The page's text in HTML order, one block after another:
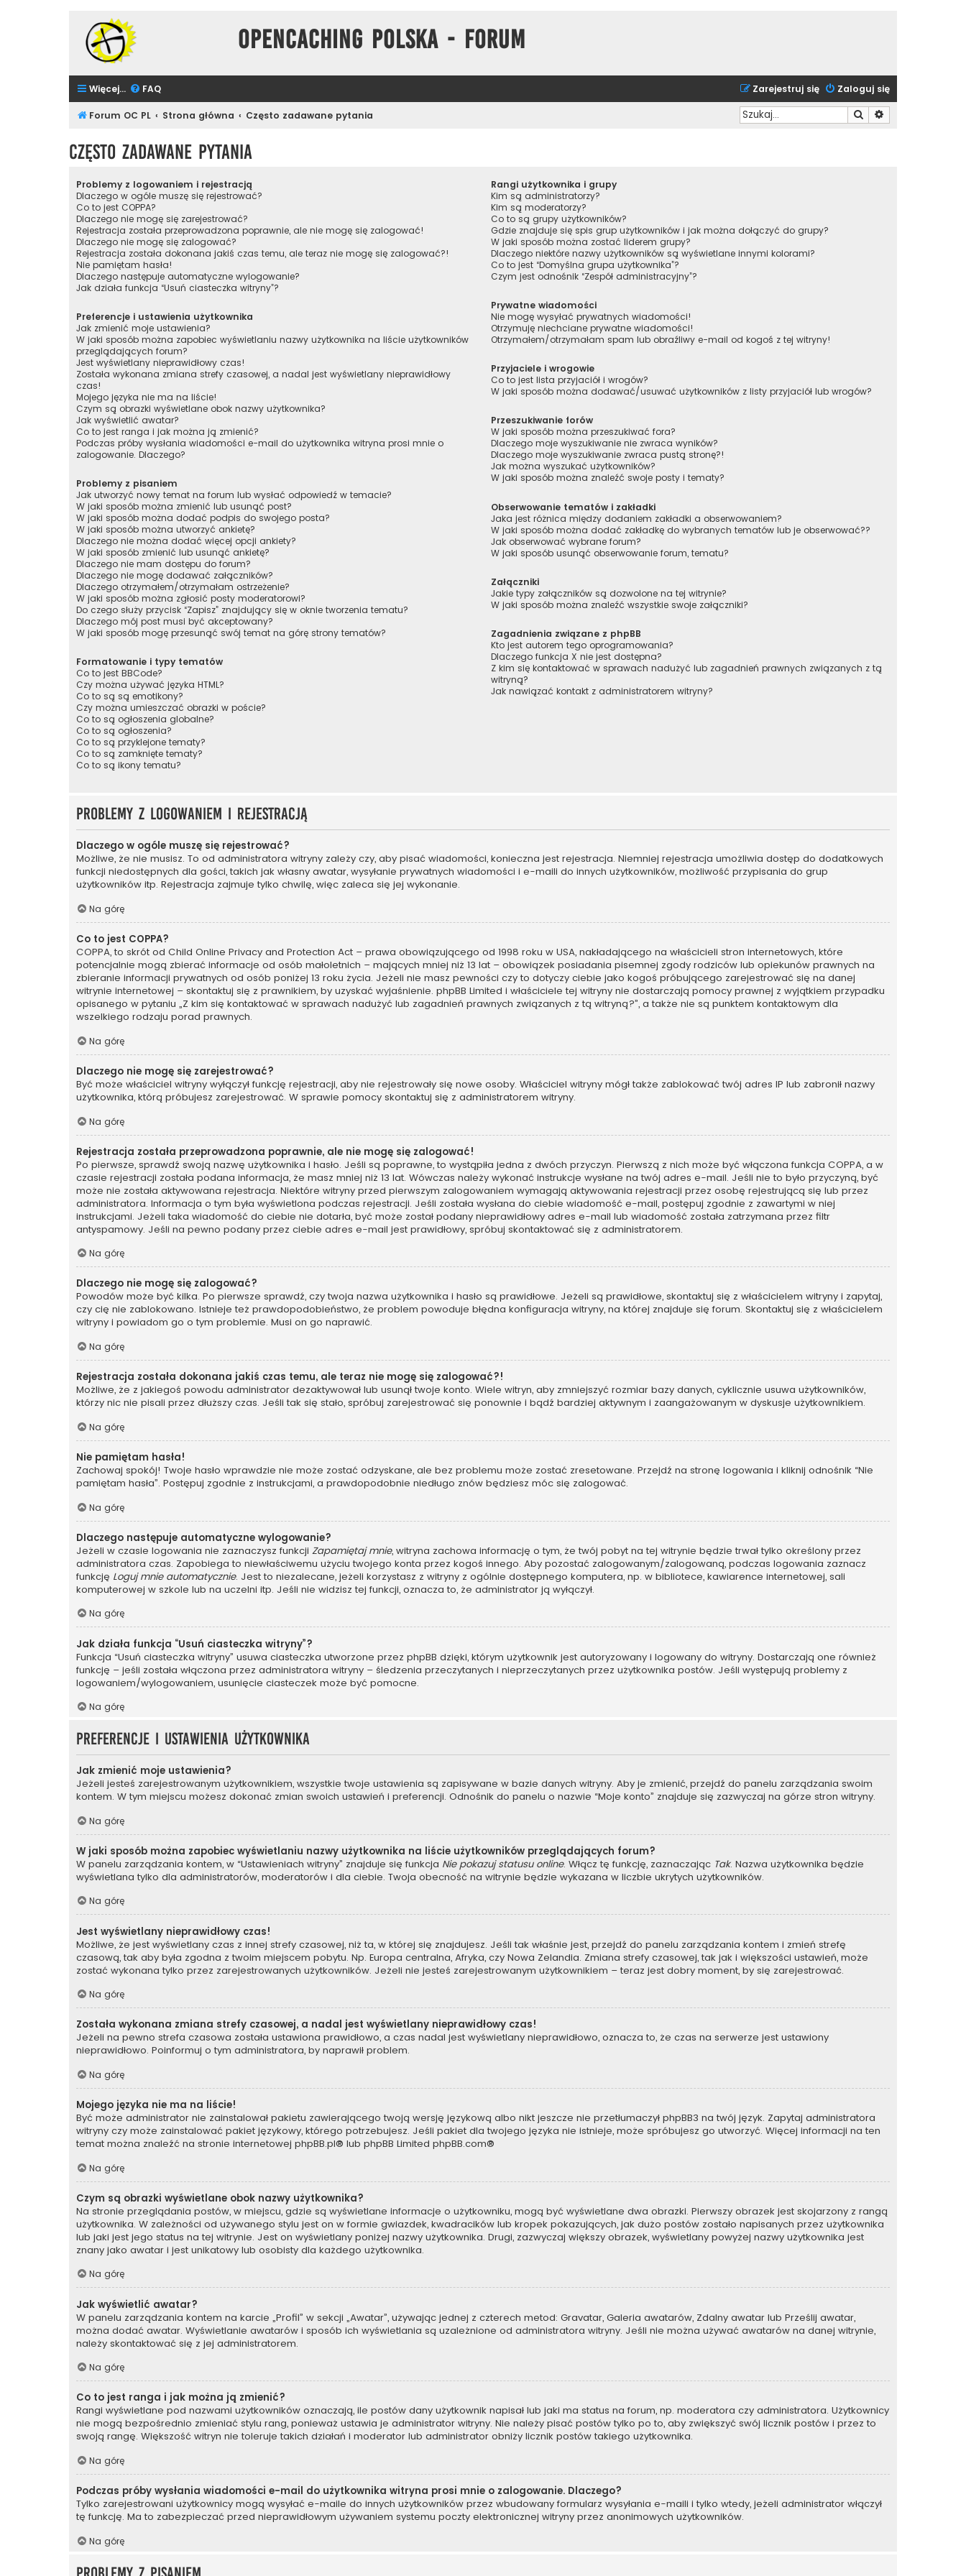
Opencaching Polska - Forum
Więcej… FAQ Zaloguj się
Zarejestruj się
Forum OC PL Strona główna Często zadawane pytania Szukaj
Często zadawane pytania
Problemy z logowaniem i rejestracją
Dlaczego w ogóle muszę się rejestrować?
Co to jest COPPA?
Dlaczego nie mogę się zarejestrować?
Rejestracja została przeprowadzona poprawnie, ale nie mogę się zalogować!
Dlaczego nie mogę się zalogować?
Rejestracja została dokonana jakiś czas temu, ale teraz nie mogę się zalogować?!
Nie pamiętam hasła!
Dlaczego następuje automatyczne wylogowanie?
Jak działa funkcja “Usuń ciasteczka witryny”?
Preferencje i ustawienia użytkownika
Jak zmienić moje ustawienia?
W jaki sposób można zapobiec wyświetlaniu nazwy użytkownika na liście użytkowników
przeglądających forum?
Jest wyświetlany nieprawidłowy czas!
Została wykonana zmiana strefy czasowej, a nadal jest wyświetlany nieprawidłowy
czas!
Mojego języka nie ma na liście!
Czym są obrazki wyświetlane obok nazwy użytkownika?
Jak wyświetlić awatar?
Co to jest ranga i jak można ją zmienić?
Podczas próby wysłania wiadomości e-mail do użytkownika witryna prosi mnie o
zalogowanie. Dlaczego?
Problemy z pisaniem
Jak utworzyć nowy temat na forum lub wysłać odpowiedź w temacie?
W jaki sposób można zmienić lub usunąć post?
W jaki sposób można dodać podpis do swojego posta?
W jaki sposób można utworzyć ankietę?
Dlaczego nie można dodać więcej opcji ankiety?
W jaki sposób zmienić lub usunąć ankietę?
Dlaczego nie mam dostępu do forum?
Dlaczego nie mogę dodawać załączników?
Dlaczego otrzymałem/otrzymałam ostrzeżenie?
W jaki sposób można zgłosić posty moderatorowi?
Do czego służy przycisk “Zapisz” znajdujący się w oknie tworzenia tematu?
Dlaczego mój post musi być akceptowany?
W jaki sposób mogę przesunąć swój temat na górę strony tematów?
Formatowanie i typy tematów
Co to jest BBCode?
Czy można używać języka HTML?
Co to są są emotikony?
Czy można umieszczać obrazki w poście?
Co to są ogłoszenia globalne?
Co to są ogłoszenia?
Co to są przyklejone tematy?
Co to są zamknięte tematy?
Co to są ikony tematu?
Rangi użytkownika i grupy
Kim są administratorzy?
Kim są moderatorzy?
Co to są grupy użytkowników?
Gdzie znajduje się spis grup użytkowników i jak można dołączyć do grupy?
W jaki sposób można zostać liderem grupy?
Dlaczego niektóre nazwy użytkowników są wyświetlane innymi kolorami?
Co to jest “Domyślna grupa użytkownika”?
Czym jest odnośnik “Zespół administracyjny”?
Prywatne wiadomości
Nie mogę wysyłać prywatnych wiadomości!
Otrzymuję niechciane prywatne wiadomości!
Otrzymałem/otrzymałam spam lub obraźliwy e-mail od kogoś z tej witryny!
Przyjaciele i wrogowie
Co to jest lista przyjaciół i wrogów?
W jaki sposób można dodawać/usuwać użytkowników z listy przyjaciół lub wrogów?
Przeszukiwanie forów
W jaki sposób można przeszukiwać fora?
Dlaczego moje wyszukiwanie nie zwraca wyników?
Dlaczego moje wyszukiwanie zwraca pustą stronę?!
Jak można wyszukać użytkowników?
W jaki sposób można znaleźć swoje posty i tematy?
Obserwowanie tematów i zakładki
Jaka jest różnica między dodaniem zakładki a obserwowaniem?
W jaki sposób można dodać zakładkę do wybranych tematów lub je obserwować??
Jak obserwować wybrane forum?
W jaki sposób usunąć obserwowanie forum, tematu?
Załączniki
Jakie typy załączników są dozwolone na tej witrynie?
W jaki sposób można znaleźć wszystkie swoje załączniki?
Zagadnienia związane z phpBB
Kto jest autorem tego oprogramowania?
Dlaczego funkcja X nie jest dostępna?
Z kim się kontaktować w sprawach nadużyć lub zagadnień prawnych związanych z tą
witryną?
Jak nawiązać kontakt z administratorem witryny?
Problemy z logowaniem i rejestracją
Dlaczego w ogóle muszę się rejestrować?
Możliwe, że nie musisz. To od administratora witryny zależy czy, aby pisać wiadomości, konieczna jest rejestracja. Niemniej rejestracja umożliwia dostęp do dodatkowych
funkcji niedostępnych dla gości, takich jak własny awatar, wysyłanie prywatnych wiadomości i e-maili do innych użytkowników, możliwość przypisania do grup
użytkowników itp. Rejestracja zajmuje tylko chwilę, więc zaleca się jej wykonanie.
Na górę
Co to jest COPPA?
COPPA, to skrót od Child Online Privacy and Protection Act – prawa obowiązującego od 1998 roku w USA, nakładającego na właścicieli stron internetowych, które
potencjalnie mogą zbierać informacje od osób małoletnich – mających mniej niż 13 lat – obowiązek posiadania pisemnej zgody rodziców lub opiekunów prawnych na
zbieranie informacji prywatnych od osób poniżej 13 roku życia. Jeżeli nie masz pewności czy to dotyczy ciebie jako kogoś próbującego zarejestrować się na danej
witrynie internetowej – skontaktuj się z prawnikiem, by uzyskać wyjaśnienie. phpBB Limited i właściciele tej witryny nie dostarczają pomocy prawnej z wyjątkiem przypadku
opisanego w pytaniu „Z kim się kontaktować w sprawach nadużyć lub zagadnień prawnych związanych z tą witryną?”, a także nie są punktem kontaktowym dla
wszelkiego rodzaju porad prawnych.
Na górę
Dlaczego nie mogę się zarejestrować?
Być może właściciel witryny wyłączył funkcję rejestracji, aby nie rejestrowały się nowe osoby. Właściciel witryny mógł także zablokować twój adres IP lub zabronił nazwy
użytkownika, którą próbujesz zarejestrować. W sprawie pomocy skontaktuj się z administratorem witryny.
Na górę
Rejestracja została przeprowadzona poprawnie, ale nie mogę się zalogować!
Po pierwsze, sprawdź swoją nazwę użytkownika i hasło. Jeśli są poprawne, to wystąpiła jedna z dwóch przyczyn. Pierwszą z nich może być włączona funkcja COPPA, a w
czasie rejestracji została podana informacja, że masz mniej niż 13 lat. Wówczas należy wykonać instrukcje wysłane na twój adres e-mail. Jeśli nie to było przyczyną, być
może nie została aktywowana rejestracja. Niektóre witryny przed pierwszym zalogowaniem wymagają aktywowania rejestracji przez osobę rejestrującą się lub przez
administratora. Informacja o tym była wyświetlona podczas rejestracji. Jeśli została wysłana do ciebie wiadomość e-mail, postępuj zgodnie z zawartymi w niej
instrukcjami. Jeżeli taka wiadomość do ciebie nie dotarła, być może został podany nieprawidłowy adres e-mail lub wiadomość została zatrzymana przez filtr
antyspamowy. Jeśli na pewno podany przez ciebie adres e-mail jest prawidłowy, spróbuj skontaktować się z administratorem.
Na górę
Dlaczego nie mogę się zalogować?
Powodów może być kilka. Po pierwsze sprawdź, czy twoja nazwa użytkownika i hasło są prawidłowe. Jeżeli są prawidłowe, skontaktuj się z właścicielem witryny i zapytaj,
czy cię nie zablokowano. Istnieje też prawdopodobieństwo, że problem powoduje błędna konfiguracja witryny, na której znajduje się forum. Skontaktuj się z właścicielem
witryny i powiadom go o tym problemie. Musi on go naprawić.
Na górę
Rejestracja została dokonana jakiś czas temu, ale teraz nie mogę się zalogować?!
Możliwe, że z jakiegoś powodu administrator dezaktywował lub usunął twoje konto. Wiele witryn, aby zmniejszyć rozmiar bazy danych, cyklicznie usuwa użytkowników,
którzy nic nie pisali przez dłuższy czas. Jeśli tak się stało, spróbuj zarejestrować się ponownie i bądź bardziej aktywnym i zaangażowanym w dyskusje użytkownikiem.
Na górę
Nie pamiętam hasła!
Zachowaj spokój! Twoje hasło wprawdzie nie może zostać odzyskane, ale bez problemu może zostać zresetowane. Przejdź na stronę logowania i kliknij odnośnik “Nie
pamiętam hasła”. Postępuj zgodnie z instrukcjami, a prawdopodobnie niedługo znów będziesz móc się zalogować.
Na górę
Dlaczego następuje automatyczne wylogowanie?
Jeżeli w czasie logowania nie zaznaczysz funkcji Zapamiętaj mnie, witryna zachowa informację o tym, że twój pobyt na tej witrynie będzie trwał tylko określony przez
administratora czas. Zapobiega to niewłaściwemu użyciu twojego konta przez kogoś innego. Aby pozostać zalogowanym/zalogowaną, podczas logowania zaznacz
funkcję Loguj mnie automatycznie. Jest to niezalecane, jeżeli korzystasz z witryny z ogólnie dostępnego komputera, np. w bibliotece, kawiarence internetowej, sali
komputerowej w szkole lub na uczelni itp. Jeśli nie widzisz tej funkcji, oznacza to, że administrator ją wyłączył.
Na górę
Jak działa funkcja “Usuń ciasteczka witryny”?
Funkcja “Usuń ciasteczka witryny” usuwa ciasteczka utworzone przez phpBB dzięki, którym użytkownik jest autoryzowany i logowany do witryny. Dostarczają one również
funkcję – jeśli została włączona przez administratora witryny – śledzenia przeczytanych i nieprzeczytanych przez użytkownika postów. Jeśli występują problemy z
logowaniem/wylogowaniem, usunięcie ciasteczek może być pomocne.
Na górę
Preferencje i ustawienia użytkownika
Jak zmienić moje ustawienia?
Jeżeli jesteś zarejestrowanym użytkownikiem, wszystkie twoje ustawienia są zapisywane w bazie danych witryny. Aby je zmienić, przejdź do panelu zarządzania swoim
kontem. W tym miejscu możesz dokonać zmian swoich ustawień i preferencji. Odnośnik do panelu o nazwie “Moje konto” znajduje się zazwyczaj na górze stron witryny.
Na górę
W jaki sposób można zapobiec wyświetlaniu nazwy użytkownika na liście użytkowników przeglądających forum?
W panelu zarządzania kontem, w “Ustawieniach witryny” znajduje się funkcja Nie pokazuj statusu online. Włącz tę funkcję, zaznaczając Tak. Nazwa użytkownika będzie
wyświetlana tylko dla administratorów, moderatorów i dla ciebie. Twoja obecność na witrynie będzie wykazana w liczbie ukrytych użytkowników.
Na górę
Jest wyświetlany nieprawidłowy czas!
Możliwe, że jest wyświetlany czas z innej strefy czasowej, niż ta, w której się znajdujesz. Jeśli tak właśnie jest, przejdź do panelu zarządzania kontem i zmień strefę
czasową, tak aby była zgodna z twoim miejscem pobytu. Np. Europa centralna, Afryka, czy Nowa Zelandia. Zmiana strefy czasowej, tak jak i większości ustawień, może
zostać wykonana tylko przez zarejestrowanych użytkowników. Jeżeli nie jesteś zarejestrowanym użytkownikiem – teraz jest dobry moment, by się zarejestrować.
Na górę
Została wykonana zmiana strefy czasowej, a nadal jest wyświetlany nieprawidłowy czas!
Jeżeli na pewno strefa czasowa została ustawiona prawidłowo, a czas nadal jest wyświetlany nieprawidłowo, oznacza to, że czas na serwerze jest ustawiony
nieprawidłowo. Poinformuj o tym administratora, by naprawił problem.
Na górę
Mojego języka nie ma na liście!
Być może administrator nie zainstalował pakietu zawierającego twoją wersję językową albo nikt jeszcze nie przetłumaczył phpBB3 na twój język. Zapytaj administratora
witryny czy może zainstalować pakiet językowy, którego potrzebujesz. Jeśli pakiet dla twojego języka nie istnieje, może spróbujesz go utworzyć. Więcej informacji na ten
temat można znaleźć na stronie internetowej phpBB.pl® lub phpBB Limited phpBB.com®
Na górę
Czym są obrazki wyświetlane obok nazwy użytkownika?
Na stronie przeglądania postów, w miejscu, gdzie są wyświetlane informacje o użytkowniku, mogą być wyświetlane dwa obrazki. Pierwszy obrazek jest skojarzony z rangą
użytkownika. W zależności od używanego stylu jest on w formie gwiazdek, kwadracików lub kropek pokazujących, jak dużo postów zostało napisanych przez użytkownika
lub jaki jest jego status na tej witrynie. Jest on wyświetlany poniżej nazwy użytkownika. Drugi, zazwyczaj większy obrazek, wyświetlany powyżej nazwy użytkownika jest
znany jako awatar i jest unikatowy lub osobisty dla każdego użytkownika.
Na górę
Jak wyświetlić awatar?
W panelu zarządzania kontem na karcie „Profil” w sekcji „Awatar”, używając jednej z czterech metod: Gravatar, Galeria awatarów, Zdalny awatar lub Prześlij awatar,
można dodać awatar. Wyświetlanie awatarów i sposób ich wyświetlania są uzależnione od administratora witryny. Jeśli nie można używać awatarów na danej witrynie,
należy skontaktować się z jej administratorem.
Na górę
Co to jest ranga i jak można ją zmienić?
Rangi wyświetlane pod nazwami użytkowników oznaczają, ile postów dany użytkownik napisał lub jaki ma status na forum, np. moderatora czy administratora. Użytkownicy
nie mogą bezpośrednio zmieniać stylu rang, ponieważ ustawia je administrator witryny. Nie należy pisać postów tylko po to, aby zwiększyć swój licznik postów i przez to
swoją rangę. Większość witryn nie toleruje takich działań i moderator lub administrator obniży licznik postów takiego użytkownika.
Na górę
Podczas próby wysłania wiadomości e-mail do użytkownika witryna prosi mnie o zalogowanie. Dlaczego?
Tylko zarejestrowani użytkownicy mogą wysyłać e-maile do innych użytkowników przez wbudowany formularz wysyłania e-maili i tylko wtedy, jeżeli administrator włączył
tę funkcję. Ma to zabezpieczać przed nieprawidłowym używaniem systemu poczty elektronicznej witryny przez anonimowych użytkowników.
Na górę